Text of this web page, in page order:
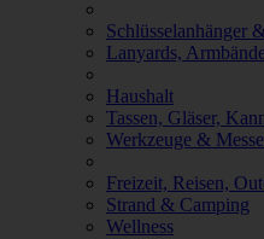
Schlüsselanhänger
Lanyards,
Haushalt
Tassen, Gläser,
Werkzeuge &
Freizeit, Reisen,
Strand & Camping
Wellness